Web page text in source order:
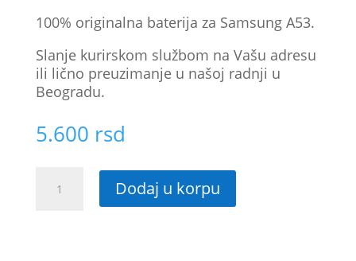
100% originalna baterijа za Samsung A53.
Slanje kurirskom službom na Vašu adresu
ili lično preuzimanje u našoj radnji u
Beogradu.
5.600 rsd
Originalna
baterija
Dodaj u korpu